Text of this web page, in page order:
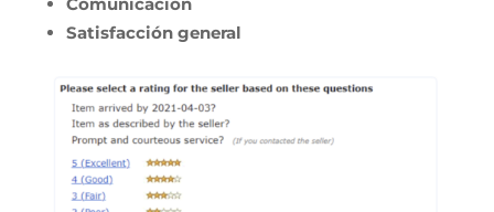
Satisfacción general